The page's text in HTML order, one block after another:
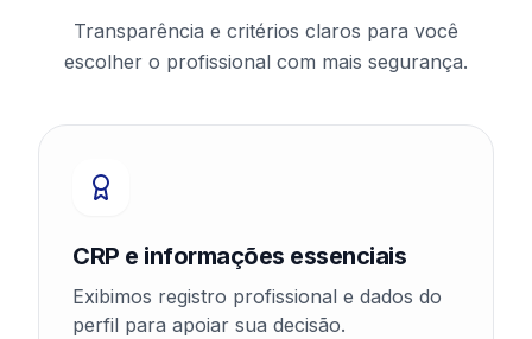
Transparência e critérios claros para você
escolher o profissional com mais segurança.
CRP e informações essenciais
Exibimos registro profissional e dados do
perfil para apoiar sua decisão.